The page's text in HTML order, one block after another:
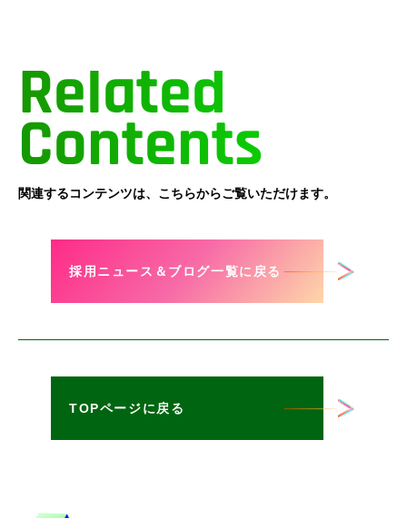
Related
Contents
関連するコンテンツは、こちらからご覧いただけます。
採用ニュース＆ブログ一覧に戻る
TOPページに戻る